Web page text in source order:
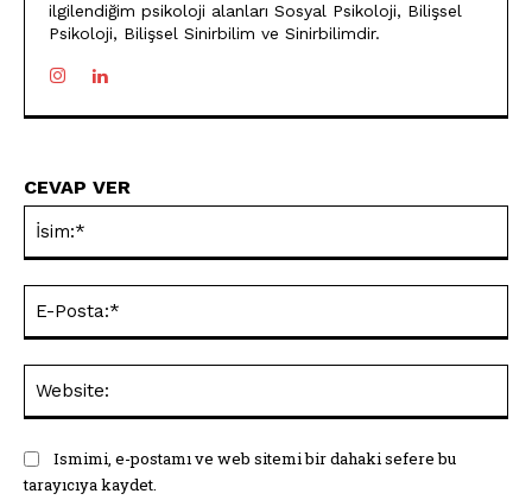
ilgilendiğim psikoloji alanları Sosyal Psikoloji, Bilişsel
Psikoloji, Bilişsel Sinirbilim ve Sinirbilimdir.
CEVAP VER
Ismimi, e-postamı ve web sitemi bir dahaki sefere bu
tarayıcıya kaydet.